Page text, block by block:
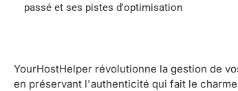
passé et ses pistes d'optimisation
YourHostHelper révolutionne la gestion de
en préservant l'authenticité qui fait le